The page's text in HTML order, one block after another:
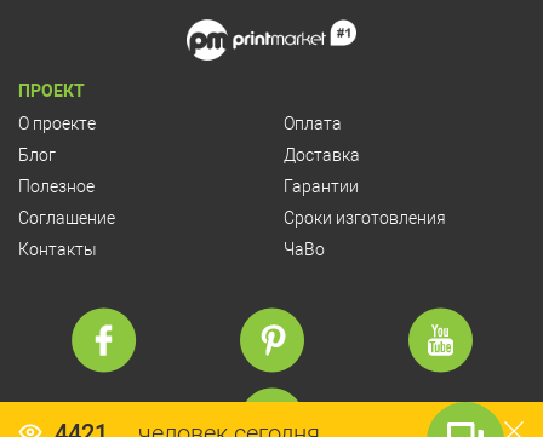
ПРОЕКТ
О проекте
Блог
Полезное
Соглашение
Контакты
Оплата
Доставка
Гарантии
Сроки изготовления
ЧаВо